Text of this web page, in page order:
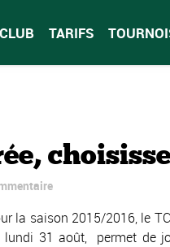
TARIFS
la saison 2015/2016, le
lundi 31 août, permet de